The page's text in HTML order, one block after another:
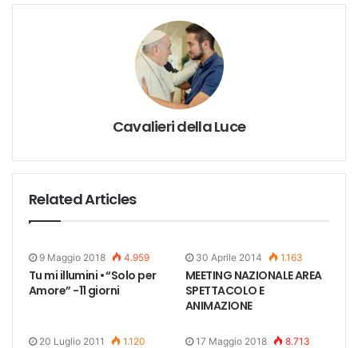
Cavalieri della Luce
Related Articles
9 Maggio 2018 4.959
Tu mi illumini • “Solo per
Amore” -11 giorni
30 Aprile 2014 1.163
MEETING NAZIONALE AREA
SPETTACOLO E
ANIMAZIONE
20 Luglio 2011 1.120 17 Maggio 2018 8.713